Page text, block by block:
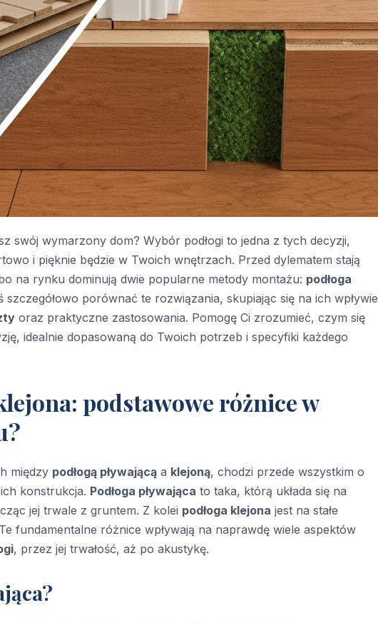
swój wymarzony dom? Wybór podłogi to jedna z tych decyzji,
i pięknie będzie w Twoich wnętrzach. Przed dylematem stają
na rynku dominują dwie popularne metody montażu: podłoga
szczegółowo porównać te rozwiązania, skupiając się na ich wpływie
oraz praktyczne zastosowania. Pomogę Ci zrozumieć, czym się
idealnie dopasowaną do Twoich potrzeb i specyfiki każdego
podstawowe różnice w
między podłogą pływającą a klejoną, chodzi przede wszystkim o
konstrukcja. Podłoga pływająca to taka, którą układa się na
jej trwale z gruntem. Z kolei podłoga klejona jest na stałe
fundamentalne różnice wpływają na naprawdę wiele aspektów
, przez jej trwałość, aż po akustykę.